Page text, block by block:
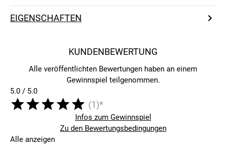
EIGENSCHAFTEN
KUNDENBEWERTUNG
Alle veröffentlichten Bewertungen haben an einem
Gewinnspiel teilgenommen.
5.0 / 5.0
(1)*
Infos zum Gewinnspiel
Zu den Bewertungsbedingungen
Alle anzeigen